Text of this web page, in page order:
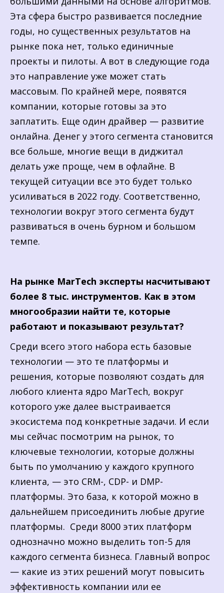
Эта сфера быстро развивается последние
годы, но существенных результатов на
рынке пока нет, только единичные
проекты и пилоты. А вот в следующие года
это направление уже может стать
массовым. По крайней мере, появятся
компании, которые готовы за это
заплатить. Еще один драйвер — развитие
онлайна. Денег у этого сегмента становится
все больше, многие вещи в диджитал
делать уже проще, чем в офлайне. В
текущей ситуации все это будет только
усиливаться в 2022 году. Соответственно,
технологии вокруг этого сегмента будут
развиваться в очень бурном и большом
темпе.
На рынке MarTech эксперты насчитывают
более 8 тыс. инструментов. Как в этом
многообразии найти те, которые
работают и показывают результат?
Среди всего этого набора есть базовые
технологии — это те платформы и
решения, которые позволяют создать для
любого клиента ядро MarTech, вокруг
которого уже далее выстраивается
экосистема под конкретные задачи. И если
мы сейчас посмотрим на рынок, то
ключевые технологии, которые должны
быть по умолчанию у каждого крупного
клиента, — это CRM-, CDP- и DMP-
платформы. Это база, к которой можно в
дальнейшем присоединить любые другие
платформы. Среди 8000 этих платформ
однозначно можно выделить топ-5 для
каждого сегмента бизнеса. Главный вопрос
— какие из этих решений могут повысить
эффективность компании или ее